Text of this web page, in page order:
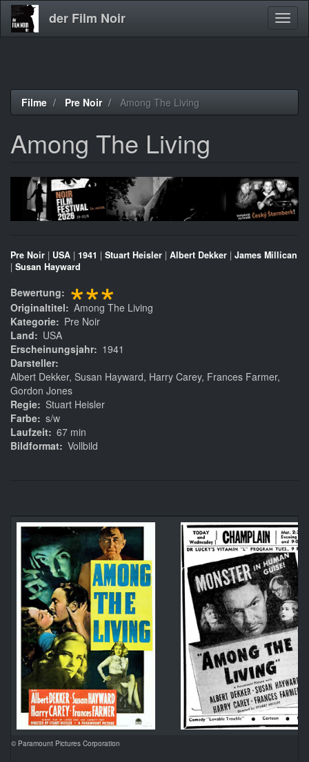
Direkt
der Film Noir
Filme Pre Noir Among The Living
Among The Living
Pre Noir | USA | 1941 | Stuart Heisler | Albert Dekker | James Millican
| Susan Hayward
Bewertung ***
Originaltitel
Among The Living
Kategorie
Pre Noir
Land
USA
Erscheinungsjahr
1941
Darsteller
Albert Dekker, Susan Hayward, Harry Carey, Frances Farmer,
Gordon Jones
Regie Stuart Heisler
Farbe s/w
Laufzeit 67 min
Bildformat Vollbild
© Paramount Pictures Corporation